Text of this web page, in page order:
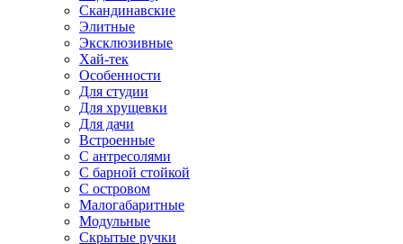
Скандинавские
Элитные
Эксклюзивные
Хай-тек
Особенности
Для студии
Для хрущевки
Для дачи
Встроенные
С антресолями
С барной стойкой
С островом
Малогабаритные
Модульные
Скрытые ручки